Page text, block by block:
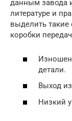
данным завода
литературе и
выделить
коробки
детали.
Выход
Низкий